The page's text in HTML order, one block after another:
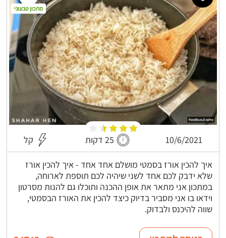
10/6/2021 25 דקות קל
איך להכין אורז בסמטי מושלם אחד אחד - איך להכין אורז
שלא ידבק לכם אחד לשני שיהיה לכם תוספת לארוחה,
במתכון אני מתאר את אופן ההכנה ותוכלו גם להנות מסרטון
וידאו בו אני מסביר בדיוק כיצד להכין את האורז הבסמטי,
שווה להיכנס ולבדוק.
מתכון טבעוני